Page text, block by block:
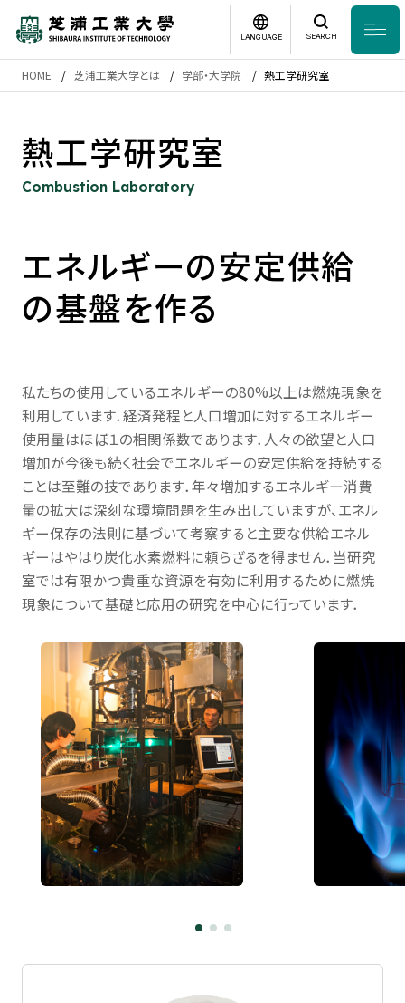
News
芝浦工業大学とは
研究・産学連携
グローバル
学生生活・キャリア支援
受験生 在学生・保証人
卒業生 企業・研究者
一般
LANGUAGE SEARCH
日本語 English
HOME 芝浦工業大学とは 学部・大学院 熱工学研究室
熱工学研究室
Combustion Laboratory
エネルギーの安定供給
の基盤を作る
私たちの使用しているエネルギーの80%以上は燃焼現象を
利用しています．経済発程と人口増加に対するエネルギー
使用量はほぼ１の相関係数であります．人々の欲望と人口
増加が今後も続く社会でエネルギーの安定供給を持続する
ことは至難の技であります．年々増加するエネルギー消費
量の拡大は深刻な環境問題を生み出していますが、エネル
ギー保存の法則に基づいて考察すると主要な供給エネル
ギーはやはり炭化水素燃料に頼らざるを得ません．当研究
室では有限かつ貴重な資源を有効に利用するために燃焼
現象について基礎と応用の研究を中心に行っています．